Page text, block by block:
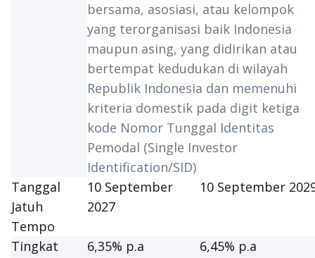
bersama, asosiasi, atau kelompok
yang terorganisasi baik Indonesia
maupun asing, yang didirikan atau
bertempat kedudukan di wilayah
Republik Indonesia dan memenuhi
kriteria domestik pada digit ketiga
kode Nomor Tunggal Identitas
Pemodal (Single Investor
Identification/SID)
Tanggal
Jatuh
Tempo
10 September
2027
10 September
Tingkat
6,35% p.a 6,45% p.a